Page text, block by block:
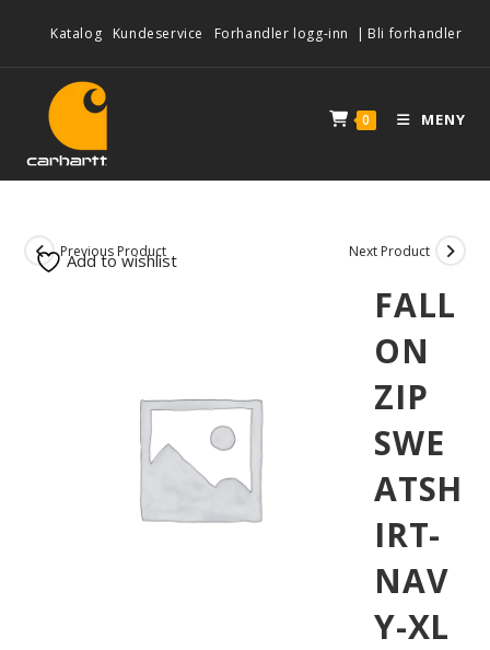
Katalog Kundeservice Forhandler logg-inn | Bli forhandler
0 MENY
Previous Product Next Product
FALL
ON
ZIP
SWE
ATSH
IRT-
NAV
Y-XL
Add to wishlist